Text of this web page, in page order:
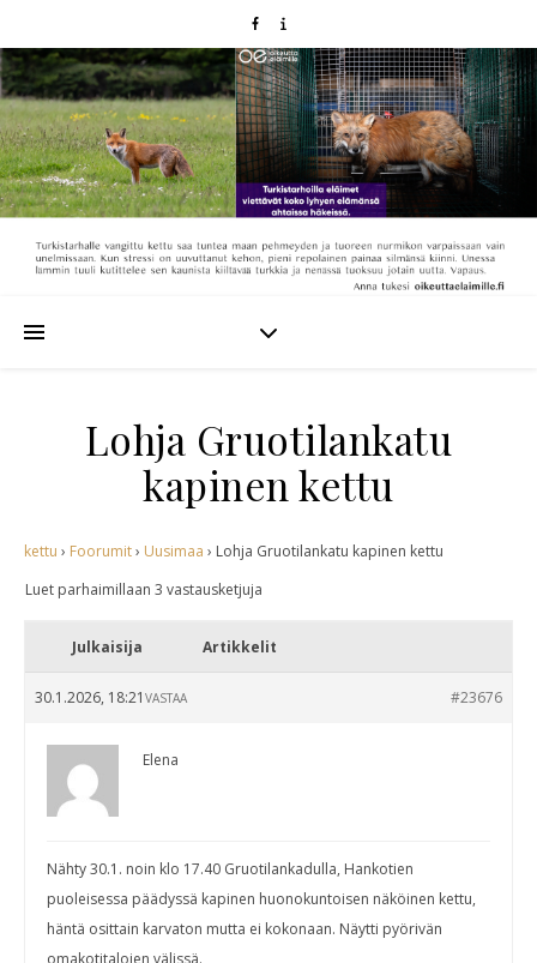
Lohja Gruotilankatu
kapinen kettu
kettu › Foorumit› Uusimaa › Lohja Gruotilankatu kapinen kettu
Luet parhaimillaan 3 vastausketjuja
Julkaisija Artikkelit
30.1.2026, 18:21 #23676
VASTAA
Elena
Nähty 30.1. noin klo 17.40 Gruotilankadulla, Hankotien
puoleisessa päädyssä kapinen huonokuntoisen näköinen kettu,
häntä osittain karvaton mutta ei kokonaan. Näytti pyörivän
omakotitalojen välissä.